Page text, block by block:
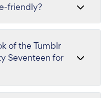
friendly?
of the Tumblr
Seventeen for